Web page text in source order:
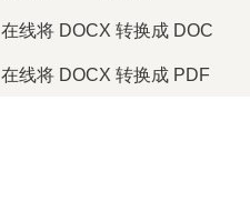
在线将 DOCX 转换成 DOC
在线将 DOCX 转换成 PDF